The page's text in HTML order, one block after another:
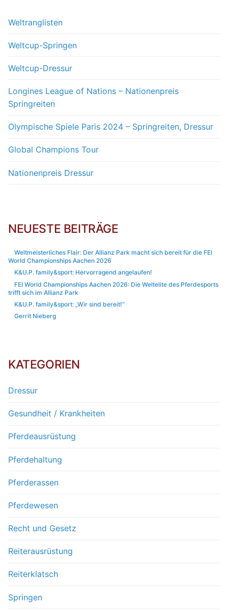
Weltranglisten
Weltcup-Springen
Weltcup-Dressur
Longines League of Nations – Nationenpreis
Springreiten
Olympische Spiele Paris 2024 – Springreiten, Dressur
Global Champions Tour
Nationenpreis Dressur
NEUESTE BEITRÄGE
Weltmeisterliches Flair: Der Allianz Park macht sich bereit für die FEI
World Championships Aachen 2026
K&U.P. family&sport: Hervorragend angelaufen!
FEI World Championships Aachen 2026: Die Weltelite des Pferdesports
trifft sich im Allianz Park
K&U.P. family&sport: „Wir sind bereit!“
Gerrit Nieberg
KATEGORIEN
Dressur
Gesundheit / Krankheiten
Pferdeausrüstung
Pferdehaltung
Pferderassen
Pferdewesen
Recht und Gesetz
Reiterausrüstung
Reiterklatsch
Springen